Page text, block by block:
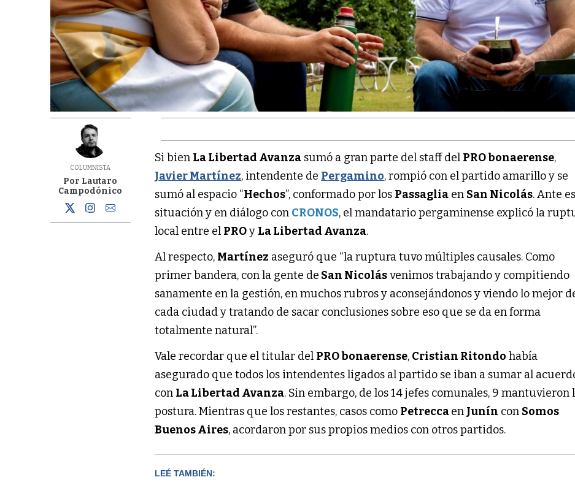
COLUMNISTA
Por Lautaro
Campodónico
Si bien La Libertad Avanza sumó a gran parte del staff del PRO bonaerense,
Javier Martínez, intendente de Pergamino, rompió con el partido amarillo y se
sumó al espacio “Hechos”, conformado por los Passaglia en San Nicolás. Ante
situación y en diálogo con CRONOS, el mandatario pergaminense explicó la
local entre el PROy La Libertad Avanza.
Al respecto, Martínez aseguró que “la ruptura tuvo múltiples causales. Como
primer bandera, con la gente de San Nicolásvenimos trabajando y compitiendo
sanamente en la gestión, en muchos rubros y aconsejándonos y viendo lo mejor
cada ciudad y tratando de sacar conclusiones sobre eso que se da en forma
totalmente natural”.
Vale recordar que el titular del PRO bonaerense, Cristian Ritondo había
asegurado que todos los intendentes ligados al partido se iban a sumar al
con La Libertad Avanza. Sin embargo, de los 14 jefes comunales, 9 mantuvieron
postura. Mientras que los restantes, casos como Petreccaen Junín con Somos
Buenos Aires, acordaron por sus propios medios con otros partidos.
LEÉ TAMBIÉN: